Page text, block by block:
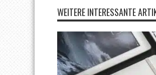
WEITERE INTERESSANTE